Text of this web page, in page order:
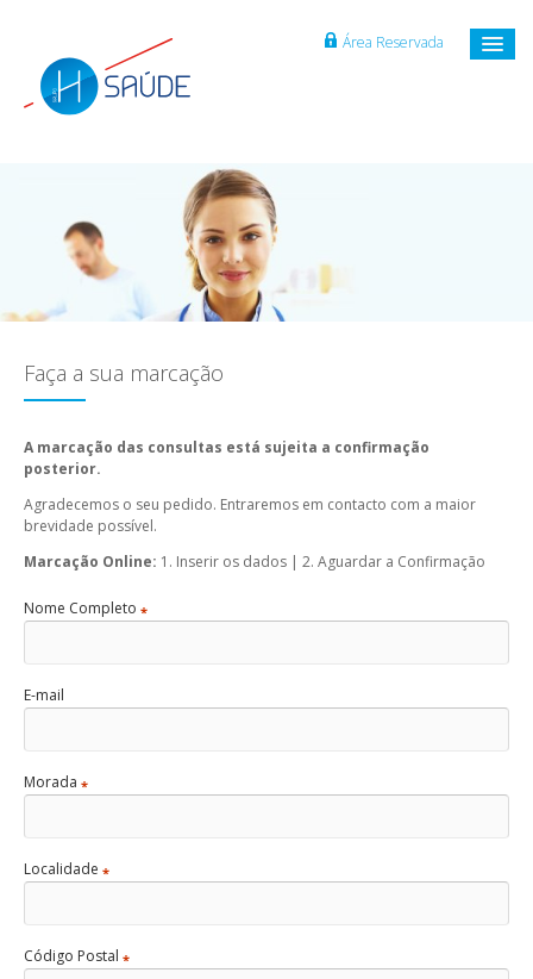
Área Reservada
Faça a sua marcação
A marcação das consultas está sujeita a confirmação
posterior.
Agradecemos o seu pedido. Entraremos em contacto com a maior
brevidade possível.
Marcação Online: 1. Inserir os dados | 2. Aguardar a Confirmação
Nome Completo *
E-mail
Morada *
Localidade *
Código Postal *